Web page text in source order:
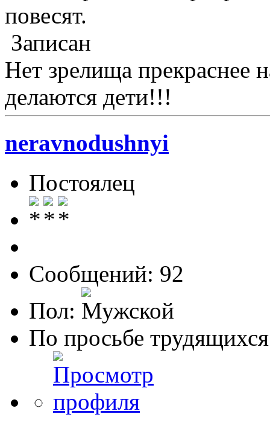
повесят.
Записан
Нет зрелища прекраснее
делаются дети!!!
neravnodushnyi
Постоялец
Сообщений: 92
Пол:
По просьбе